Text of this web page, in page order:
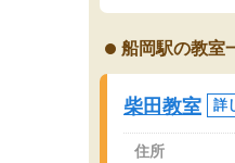
船岡駅の教室
柴田教室 詳
住所